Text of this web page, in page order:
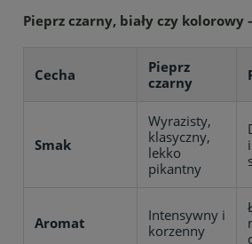
Pieprz czarny, biały czy kolorowy
Cecha
Pieprz
czarny
Smak
Wyrazisty,
klasyczny,
lekko
pikantny
Aromat
Intensywny i
korzenny